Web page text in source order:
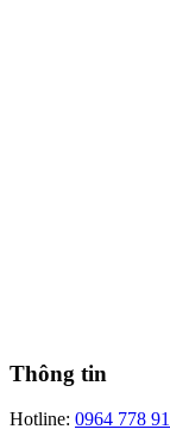
Thông tin
Hotline: 0964 778